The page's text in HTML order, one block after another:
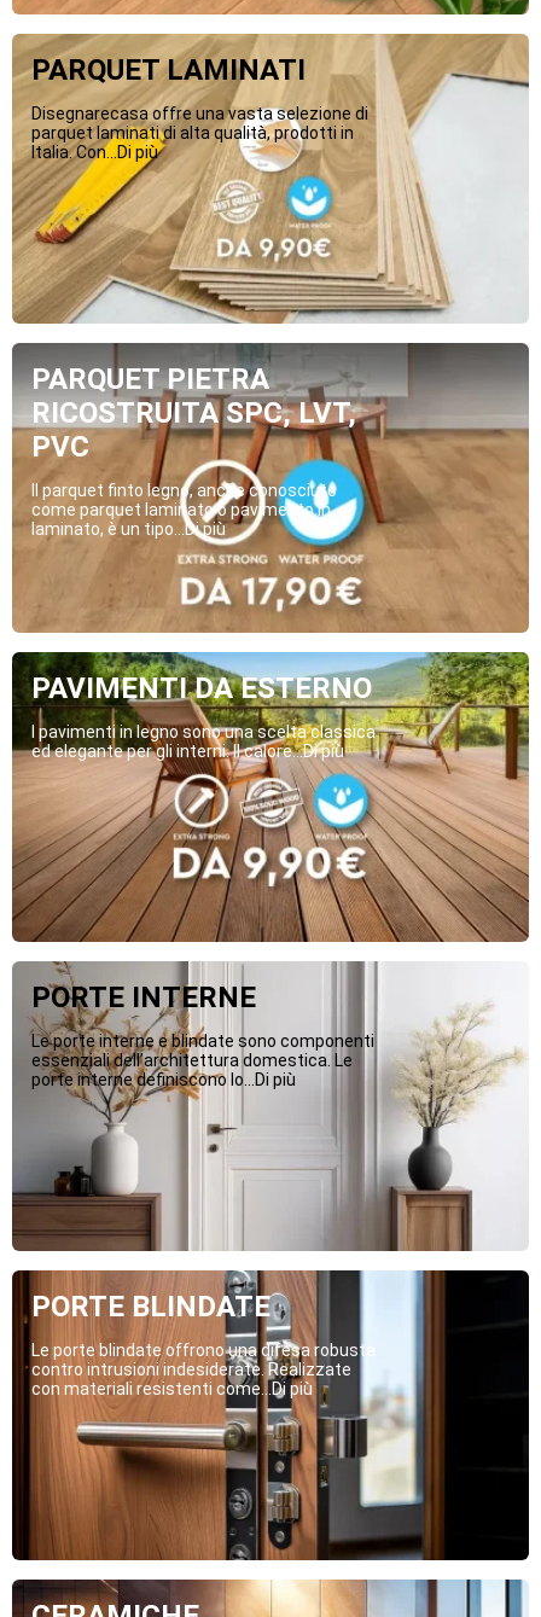
PARQUET LAMINATI
Disegnarecasa offre una vasta selezione di
parquet laminati di alta qualità, prodotti in
Italia. Con...Di più
PARQUET PIETRA
RICOSTRUITA SPC, LVT,
PVC
Il parquet finto legno, anche conosciuto
come parquet laminato o pavimento in
laminato, è un tipo...Di più
PAVIMENTI DA ESTERNO
I pavimenti in legno sono una scelta classica
ed elegante per gli interni. Il calore...Di più
PORTE INTERNE
Le porte interne e blindate sono componenti
essenziali dell’architettura domestica. Le
porte interne definiscono lo...Di più
PORTE BLINDATE
Le porte blindate offrono una difesa robusta
contro intrusioni indesiderate. Realizzate
con materiali resistenti come...Di più